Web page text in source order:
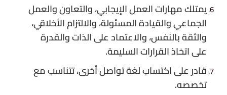
يمتلك مهارات العمل الإيجابي، والتعاون والعمل
الجماعي والقيادة المسئولة، والالتزام الأخلاقي،
والثقة بالنفس، والاعتماد على الذات والقدرة
على اتخاذ القرارات السليمة.
قادر على اكتساب لغة تواصل أخرى، تتناسب مع
تخصصه.